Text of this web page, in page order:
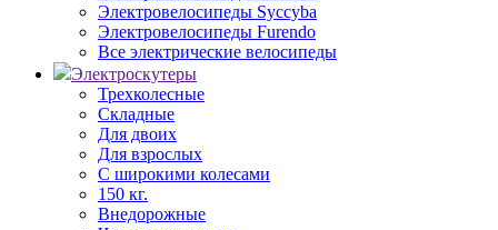
Электровелосипеды Syccyba
Электровелосипеды Furendo
Все электрические велосипеды
Электроскутеры
Трехколесные
Складные
Для двоих
Для взрослых
С широкими колесами
150 кг.
Внедорожные